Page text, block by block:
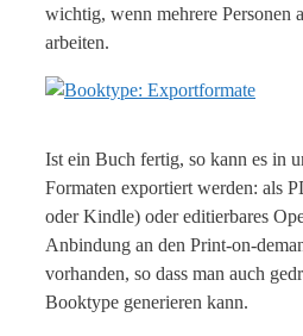
wichtig, wenn mehrere Personen
arbeiten.
Ist ein Buch fertig, so kann es in
Formaten exportiert werden: als
oder Kindle) oder editierbares
Anbindung an den Print-on-
vorhanden, so dass man auch
Booktype generieren kann.